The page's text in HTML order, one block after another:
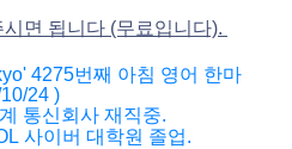
면 됩니다 (무료입니다).
4275번째 아침 영어 한마
24 )
통신회사 재직중.
사이버 대학원 졸업.